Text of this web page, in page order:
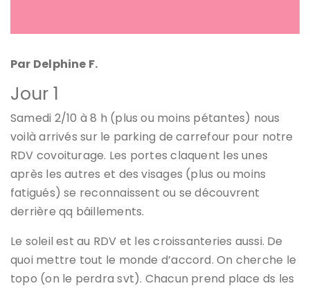
Par Delphine F.
Jour 1
Samedi 2/10 à 8 h (plus ou moins pétantes) nous
voilà arrivés sur le parking de carrefour pour notre
RDV covoiturage. Les portes claquent les unes
après les autres et des visages (plus ou moins
fatigués) se reconnaissent ou se découvrent
derrière qq bâillements.
Le soleil est au RDV et les croissanteries aussi. De
quoi mettre tout le monde d’accord. On cherche le
topo (on le perdra svt). Chacun prend place ds les